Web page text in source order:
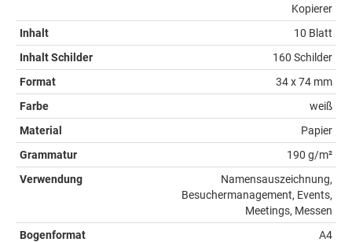
Kopierer
Inhalt
10 Blatt
Inhalt Schilder
160 Schilder
Format
34 x 74 mm
Farbe
weiß
Material
Papier
Grammatur
190 g/m²
Verwendung
Namensauszeichnung,
Besuchermanagement, Events,
Meetings, Messen
Bogenformat
A4